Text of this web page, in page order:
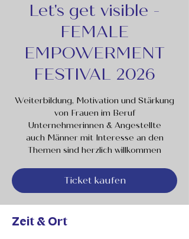
Let's get visible -
FEMALE
EMPOWERMENT
FESTIVAL 2026
Weiterbildung, Motivation und Stärkung
von Frauen im Beruf
Unternehmerinnen & Angestellte
auch Männer mit Interesse an den
Themen sind herzlich willkommen
Ticket kaufen
Zeit & Ort